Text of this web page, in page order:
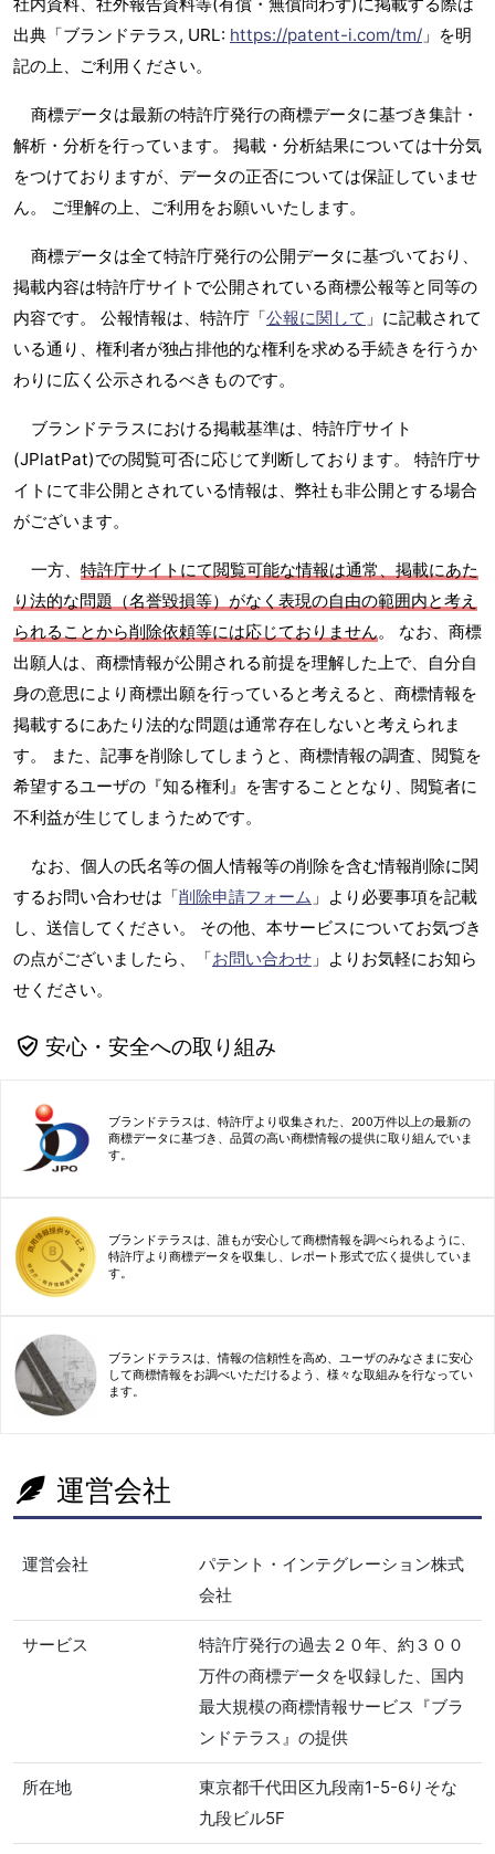
社内資料、社外報告資料等(有償・無償問わず)に掲載する際は
出典「ブランドテラス, URL: https://patent-i.com/tm/ 」を明
記の上、ご利用ください。
商標データは最新の特許庁発行の商標データに基づき集計・
解析・分析を行っています。 掲載・分析結果については十分気
をつけておりますが、データの正否については保証していませ
ん。 ご理解の上、ご利用をお願いいたします。
商標データは全て特許庁発行の公開データに基づいており、
掲載内容は特許庁サイトで公開されている商標公報等と同等の
内容です。 公報情報は、特許庁「公報に関して 」に記載されて
いる通り、権利者が独占排他的な権利を求める手続きを行うか
わりに広く公示されるべきものです。
ブランドテラスにおける掲載基準は、特許庁サイト
(JPlatPat)での閲覧可否に応じて判断しております。 特許庁サ
イトにて非公開とされている情報は、弊社も非公開とする場合
がございます。
一方、 特許庁サイトにて閲覧可能な情報は通常、掲載にあた
り法的な問題（名誉毀損等）がなく表現の自由の範囲内と考え
られることから削除依頼等には応じておりません。 なお、商標
出願人は、商標情報が公開される前提を理解した上で、自分自
身の意思により商標出願を行っていると考えると、商標情報を
掲載するにあたり法的な問題は通常存在しないと考えられま
す。 また、記事を削除してしまうと、商標情報の調査、閲覧を
希望するユーザの『知る権利』を害することとなり、閲覧者に
不利益が生じてしまうためです。
なお、個人の氏名等の個人情報等の削除を含む情報削除に関
するお問い合わせは「削除申請フォーム 」より必要事項を記載
し、送信してください。 その他、本サービスについてお気づき
の点がございましたら、「お問い合わせ 」よりお気軽にお知ら
せください。
安心・安全への取り組み
ブランドテラスは、特許庁より収集された、200万件以上の最新の
商標データに基づき、品質の高い商標情報の提供に取り組んでいま
す。
ブランドテラスは、誰もが安心して商標情報を調べられるように、
特許庁より商標データを収集し、レポート形式で広く提供していま
す。
ブランドテラスは、情報の信頼性を高め、ユーザのみなさまに安心
して商標情報をお調べいただけるよう、様々な取組みを行なってい
ます。
運営会社
運営会社
パテント・インテグレーション株式
会社
サービス
特許庁発行の過去２０年、約３００
万件の商標データを収録した、国内
最大規模の商標情報サービス『ブラ
ンドテラス』の提供
所在地
東京都千代田区九段南1-5-6りそな
九段ビル5F